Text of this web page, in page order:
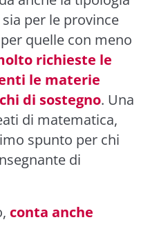
per le province
quelle con meno
richieste le
le materie
di sostegno. Una
di matematica,
spunto per chi
di
conta anche